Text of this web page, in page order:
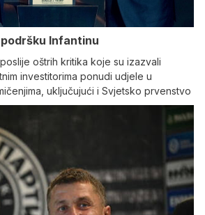
podršku Infantinu
oštrih kritika koje su izazvali
investitorima ponudi udjele u
uključujući i Svjetsko prvenstvo